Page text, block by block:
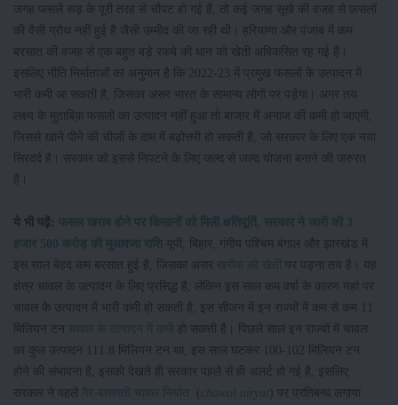
जगह फसलें सड़ के पूरी तरह से चौपट हो गई हैं, तो कई जगह सूखे की वजह से फ़सलों
की वैसी ग्रोथ नहीं हुई है जैसी उम्मीद की जा रही थी। हरियाणा और पंजाब में कम
बरसात की वजह से एक बहुत बड़े रकबे की धान की खेती अविकसित रह गई है।
इसलिए नीति निर्माताओं का अनुमान है कि 2022-23 में प्रमुख फसलों के उत्पादन में
भारी कमी आ सकती है, जिसका असर भारत के सामान्य लोगों पर पड़ेगा। अगर तय
लक्ष्य के मुताबिक़ फसलों का उत्पादन नहीं हुआ तो बाजार में अनाज की कमी हो जाएगी,
जिससे खाने पीने की चीजों के दाम में बढ़ोत्तरी हो सकती है, जो सरकार के लिए एक नया
सिरदर्द है। सरकार को इससे निपटने के लिए जल्द से जल्द योजना बनाने की जरुरत
है।
ये भी पढ़ें: फसल खराब होने पर किसानों को मिली क्षतिपूर्ति, सरकार ने जारी की 3
हजार 500 करोड़ की मुआवजा राशि यूपी, बिहार, गंगीय पश्चिम बंगाल और झारखंड में
इस साल बेहद कम बरसात हुई है, जिसका असर खरीफ की खेती
पर पड़ना तय है। यह
क्षेत्र चावल के उत्पादन के लिए प्रसिद्ध है, लेकिन इस साल कम वर्षा के कारण यहां पर
चावल के उत्पादन में भारी कमी हो सकती है, इस सीजन में इन राज्यों में कम से कम 11
मिलियन टन चावल के उत्पादन में कमी
हो सकती है। पिछले साल इन राज्यों में चावल
का कुल उत्पादन 111.8 मिलियन टन था, इस साल घटकर 100-102 मिलियन टन
होने की संभावना है, इसको देखते ही सरकार पहले से ही अलर्ट हो गई है, इसलिए
सरकार ने पहले गैर-बासमती चावल निर्यात ( chawal niryat ) पर प्रतिबन्ध लगाया